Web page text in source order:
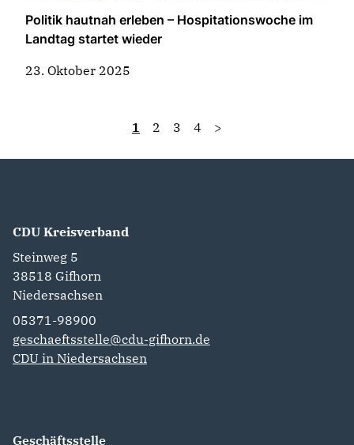
Politik hautnah erleben – Hospitationswoche im
Landtag startet wieder
23. Oktober 2025
1 2 3 4 >
CDU Kreisverband
Steinweg 5
38518 Gifhorn
Niedersachsen
05371-98900
geschaeftsstelle@cdu-gifhorn.de
CDU in Niedersachsen
Geschäftsstelle